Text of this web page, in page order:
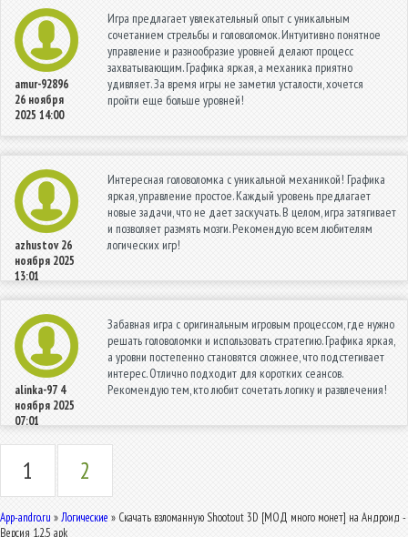
amur-92896
26 ноября
2025 14:00
Игра предлагает увлекательный опыт с уникальным
сочетанием стрельбы и головоломок. Интуитивно понятное
управление и разнообразие уровней делают процесс
захватывающим. Графика яркая, а механика приятно
удивляет. За время игры не заметил усталости, хочется
пройти еще больше уровней!
azhustov 26
ноября 2025
13:01
Интересная головоломка с уникальной механикой! Графика
яркая, управление простое. Каждый уровень предлагает
новые задачи, что не дает заскучать. В целом, игра затягивает
и позволяет размять мозги. Рекомендую всем любителям
логических игр!
alinka-97 4
ноября 2025
07:01
Забавная игра с оригинальным игровым процессом, где нужно
решать головоломки и использовать стратегию. Графика яркая,
а уровни постепенно становятся сложнее, что подстегивает
интерес. Отлично подходит для коротких сеансов.
Рекомендую тем, кто любит сочетать логику и развлечения!
1 2
App-andro.ru »Логические » Скачать взломанную Shootout 3D [МОД много монет] на Андроид -
Версия 1.2.5 apk